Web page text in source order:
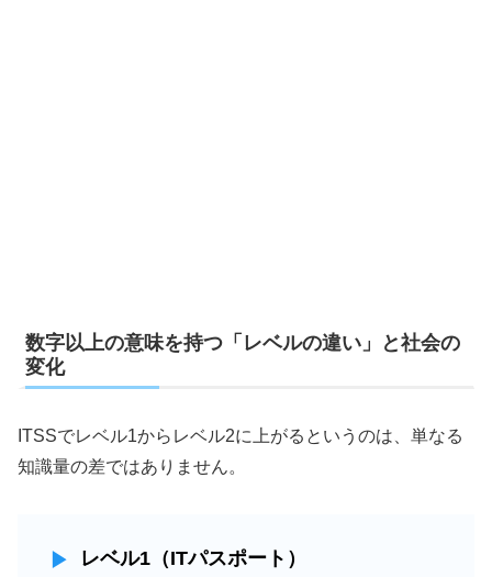
数字以上の意味を持つ「レベルの違い」と社会の
変化
ITSSでレベル1からレベル2に上がるというのは、単なる
知識量の差ではありません。
レベル1（ITパスポート）